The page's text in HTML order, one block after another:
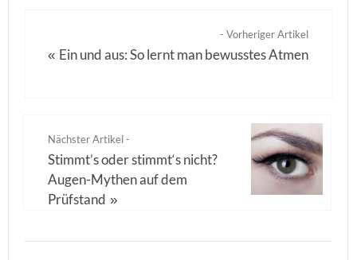
- Vorheriger Artikel
« Ein und aus: So lernt man bewusstes Atmen
Nächster Artikel -
Stimmt’s oder stimmt‘s nicht?
Augen-Mythen auf dem
Prüfstand »